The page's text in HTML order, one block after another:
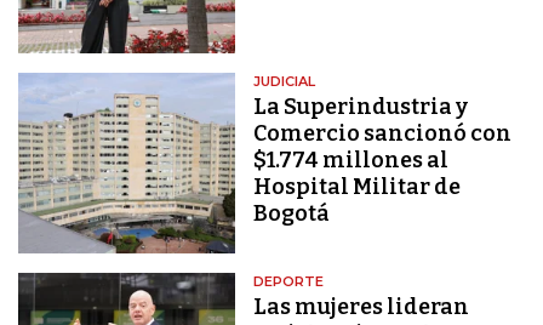
JUDICIAL
La Superindustria y
Comercio sancionó con
$1.774 millones al
Hospital Militar de
Bogotá
DEPORTE
Las mujeres lideran